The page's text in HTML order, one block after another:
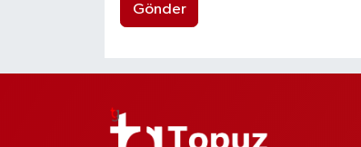
Gönder